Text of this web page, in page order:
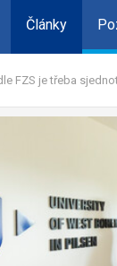
Články
FZS je třeba